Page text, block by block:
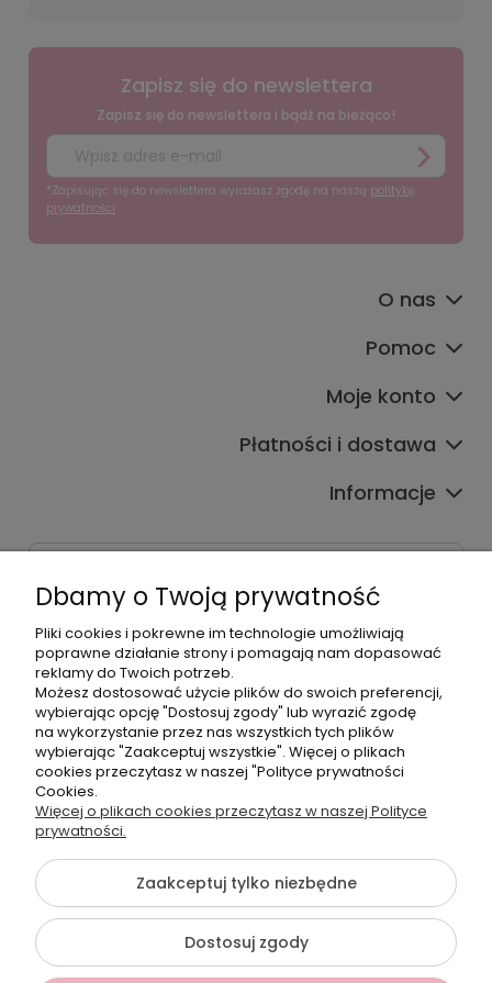
Zapisz się do newslettera
Zapisz się do newslettera i bądź na bieżąco!
*Zapisując się do newslettera wyrażasz zgodę na naszą politykę
prywatności
O nas
Pomoc
Moje konto
Płatności i dostawa
Informacje
Godziny czynnej infolinii
Pon.-Pt. 9:00-17:00
Telefon:
+48500660700
E-mail:
biuro@hurtowniahellonails.pl
©2026 Wszelkie Prawa Zastrzeżone | Hurtownia HelloNails
Szablon Flex byEcommercy
Dbamy o Twoją prywatność
Pliki cookies i pokrewne im technologie umożliwiają
poprawne działanie strony i pomagają nam dopasować
reklamy do Twoich potrzeb.
Możesz dostosować użycie plików do swoich preferencji,
wybierając opcję "Dostosuj zgody" lub wyrazić zgodę
na wykorzystanie przez nas wszystkich tych plików
wybierając "Zaakceptuj wszystkie". Więcej o plikach
cookies przeczytasz w naszej "Polityce prywatności
Cookies.
Więcej o plikach cookies przeczytasz w naszej Polityce
prywatności.
Zaakceptuj tylko niezbędne
Dostosuj zgody